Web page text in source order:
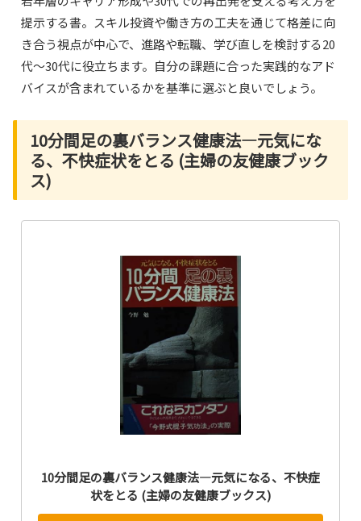
提示する書。スキル投資や働き方の工夫を通じて格差に向
き合う視点が中心で、進路や転職、学び直しを検討する20
代〜30代に役立ちます。自分の課題に合った実践的なアド
バイスが含まれているかを基準に選ぶと良いでしょう。
10分間足の裏バランス健康法―元気にな
る、不快症状をとる (主婦の友健康ブック
ス)
10分間足の裏バランス健康法―元気になる、不快症
状をとる (主婦の友健康ブックス)